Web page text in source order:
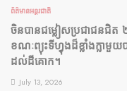
ព័ត៌មានអន្តរជាតិ
ចិនបានជម្លៀសប្រជាជនជិត
ខណៈព្យុះទីហ្វុងដ៏ខ្លាំងក្លា
ដល់ដីគោក។
July 13, 2026